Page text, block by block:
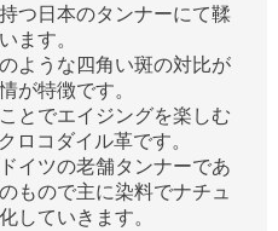
つ日本のタンナーにて鞣
ます。
ような四角い斑の対比が
が特徴です。
とでエイジングを楽しむ
ロコダイル革です。
イツの老舗タンナーであ
もので主に染料でナチュ
していきます。